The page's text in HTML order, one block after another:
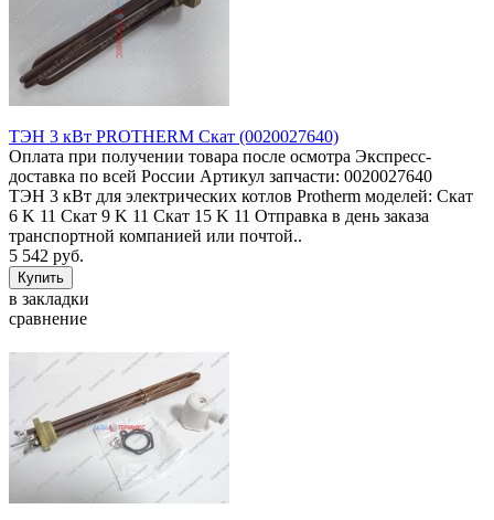
ТЭН 3 кВт PROTHERM Скат (0020027640)
Оплата при получении товара после осмотра Экспресс-
доставка по всей России Артикул запчасти: 0020027640
ТЭН 3 кВт для электрических котлов Protherm моделей: Скат
6 K 11 Скат 9 K 11 Скат 15 K 11 Отправка в день заказа
транспортной компанией или почтой..
5 542 руб.
в закладки
сравнение